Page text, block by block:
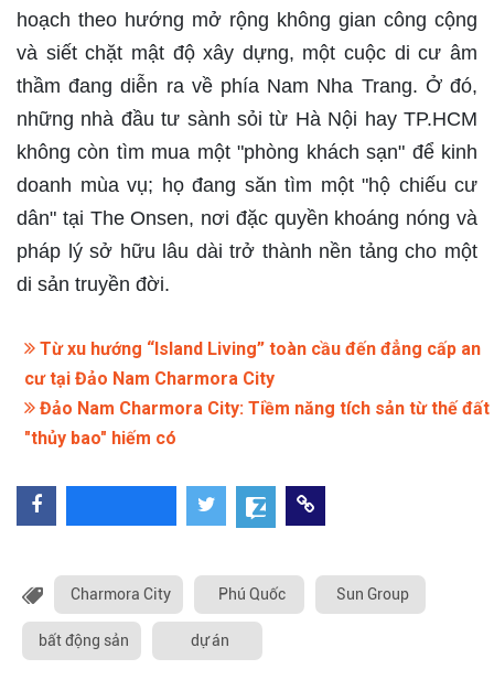
hoạch theo hướng mở rộng không gian công cộng
và siết chặt mật độ xây dựng, một cuộc di cư âm
thầm đang diễn ra về phía Nam Nha Trang. Ở đó,
những nhà đầu tư sành sỏi từ Hà Nội hay TP.HCM
không còn tìm mua một "phòng khách sạn" để kinh
doanh mùa vụ; họ đang săn tìm một "hộ chiếu cư
dân" tại The Onsen, nơi đặc quyền khoáng nóng và
pháp lý sở hữu lâu dài trở thành nền tảng cho một
di sản truyền đời.
Từ xu hướng “Island Living” toàn cầu đến đẳng cấp an
cư tại Đảo Nam Charmora City
Đảo Nam Charmora City: Tiềm năng tích sản từ thế đất
"thủy bao" hiếm có
Charmora City Phú Quốc Sun Group
bất động sản dự án